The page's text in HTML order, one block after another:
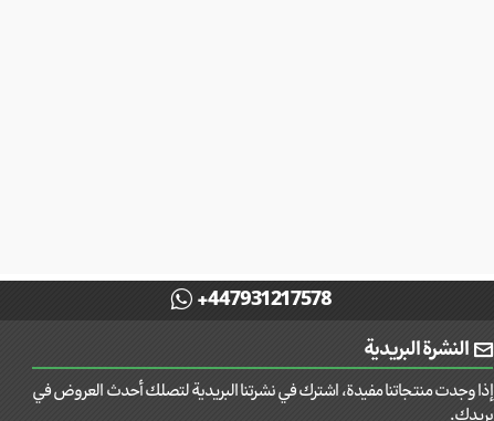
+447931217578
النشرة البريدية
إذا وجدت منتجاتنا مفيدة، اشترك في نشرتنا البريدية لتصلك أحدث العروض في